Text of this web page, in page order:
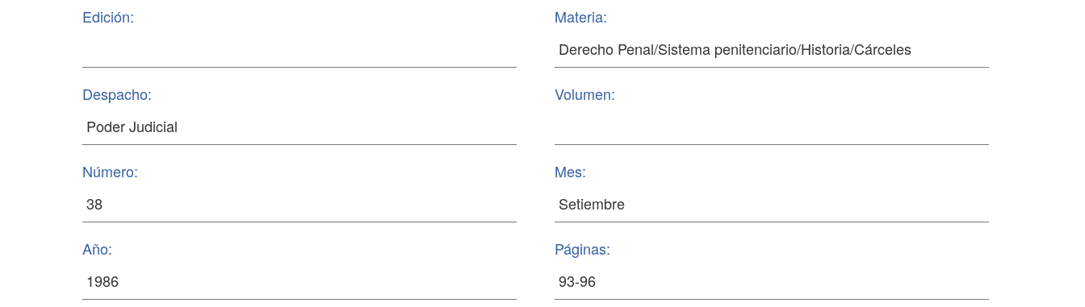
Edición: Materia:
Despacho: Volumen:
Número: Mes:
Año: Páginas: